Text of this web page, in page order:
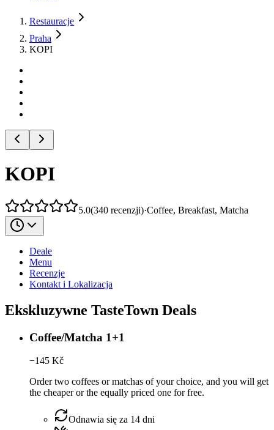
Restauracje
Praha
KOPI
KOPI
5.0(340 recenzji)·Coffee, Breakfast, Matcha
Deale
Menu
Recenzje
Kontakt i Lokalizacja
Ekskluzywne TasteTown Deals
Coffee/Matcha 1+1
−145 Kč
Order two coffees or matchas of your choice, and you will get
the cheaper or the equally priced one for free.
Odnawia się za 14 dni